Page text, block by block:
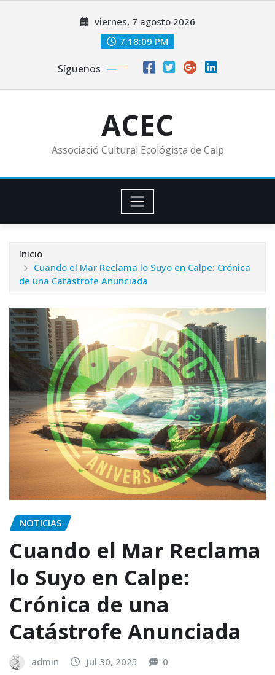
viernes, 7 agosto 2026
7:18:09 PM
Síguenos
ACEC
Associació Cultural Ecológista de Calp
Inicio
Cuando el Mar Reclama lo Suyo en Calpe: Crónica
de una Catástrofe Anunciada
NOTICIAS
Cuando el Mar Reclama
lo Suyo en Calpe:
Crónica de una
Catástrofe Anunciada
admin Jul 30, 2025 0